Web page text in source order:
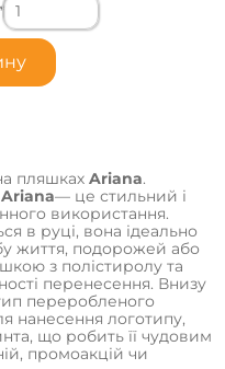
*
пляшках Ariana.
Ariana— це стильний і
використання.
в руці, вона ідеально
життя, подорожей або
з полістиролу та
перенесення. Внизу
переробленого
нанесення логотипу,
що робить її чудовим
промоакцій чи